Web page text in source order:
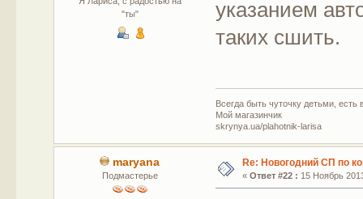
"ты"
указанием
таких сшить.
Всегда быть чуточку детьми,
Мой магазинчик
skrynya.ua/plahotnik-larisa
maryana
Подмастерье
Re: Новогодний СП по
« Ответ #22 : 15 Ноябрь